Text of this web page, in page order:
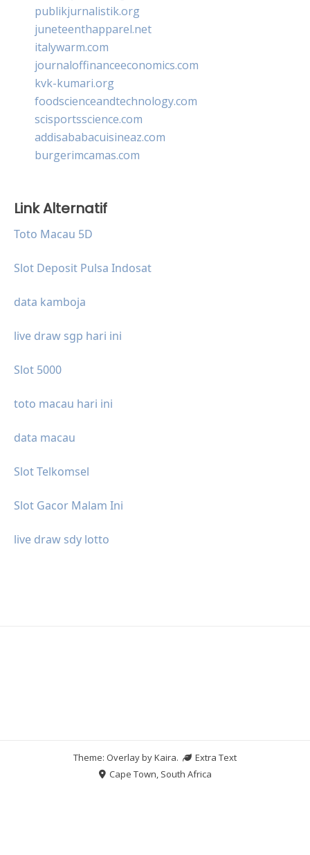
publikjurnalistik.org
juneteenthapparel.net
italywarm.com
journaloffinanceeconomics.com
kvk-kumari.org
foodscienceandtechnology.com
scisportsscience.com
addisababacuisineaz.com
burgerimcamas.com
Link Alternatif
Toto Macau 5D
Slot Deposit Pulsa Indosat
data kamboja
live draw sgp hari ini
Slot 5000
toto macau hari ini
data macau
Slot Telkomsel
Slot Gacor Malam Ini
live draw sdy lotto
Theme: Overlay byKaira.
Extra Text
Cape Town, South Africa